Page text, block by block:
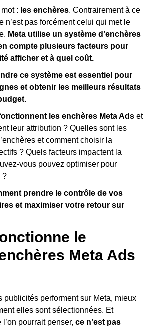
: les enchères. Contrairement à ce
n’est pas forcément celui qui met le
Meta utilise un système d’enchères
compte plusieurs facteurs pour
afficher et à quel coût.
ce système est essentiel pour
et obtenir les meilleurs résultats
.
les enchères Meta Ads et
leur attribution ? Quelles sont les
et comment choisir la
? Quels facteurs impactent la
vous pouvez optimiser pour
?
prendre le contrôle de vos
et maximiser votre retour sur
le
Meta Ads
publicités performent sur Meta, mieux
elles sont sélectionnées. Et
pourrait penser, ce n’est pas